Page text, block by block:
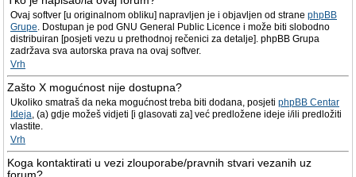
Ovaj softver [u originalnom obliku] napravljen je i objavljen od strane phpBB
Grupe. Dostupan je pod GNU General Public Licence i može biti slobodno
distribuiran [posjeti vezu u prethodnoj rečenici za detalje]. phpBB Grupa
zadržava sva autorska prava na ovaj softver.
Vrh
Zašto X mogućnost nije dostupna?
Ukoliko smatraš da neka mogućnost treba biti dodana, posjeti phpBB Centar
Ideja, (a) gdje možeš vidjeti [i glasovati za] već predložene ideje i/ili predložiti
vlastite.
Vrh
Koga kontaktirati u vezi zlouporabe/pravnih stvari vezanih uz